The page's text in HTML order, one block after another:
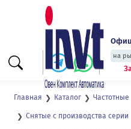
на+7
Главная Каталог
Снятые с производства серии